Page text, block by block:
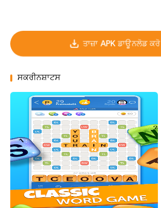
ਤਾਜ਼ਾ APK ਡਾਊਨਲੋਡ ਕਰੋ
ਸਕਰੀਨਸ਼ਾਟਸ